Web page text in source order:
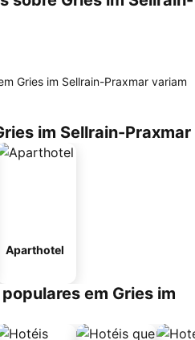
Gries im Sellrain-Praxmar variam
im Sellrain-Praxmar
Aparthotel
em Gries im